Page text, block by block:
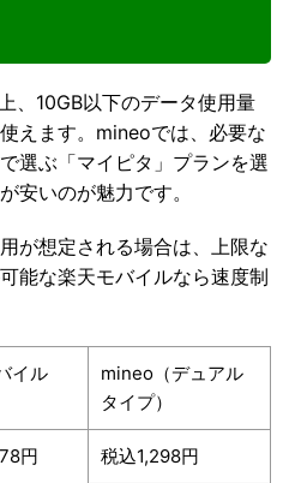
、10GB以下のデータ使用量
えます。mineoでは、必要な
選ぶ「マイピタ」プランを選
安いのが魅力です。
が想定される場合は、上限な
能な楽天モバイルなら速度制
イル
mineo（デュアル
タイプ）
円 税込1,298円